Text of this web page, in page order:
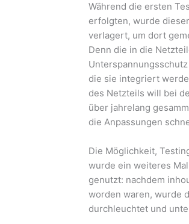
Während die ersten
erfolgten, wurde
verlagert, um dort
Denn die in die
die sie integriert
des Netzteils will bei
über jahrelang
die Anpassungen
Die Möglichkeit,
wurde ein weiteres
genutzt: nachdem
worden waren, wurde
durchleuchtet und